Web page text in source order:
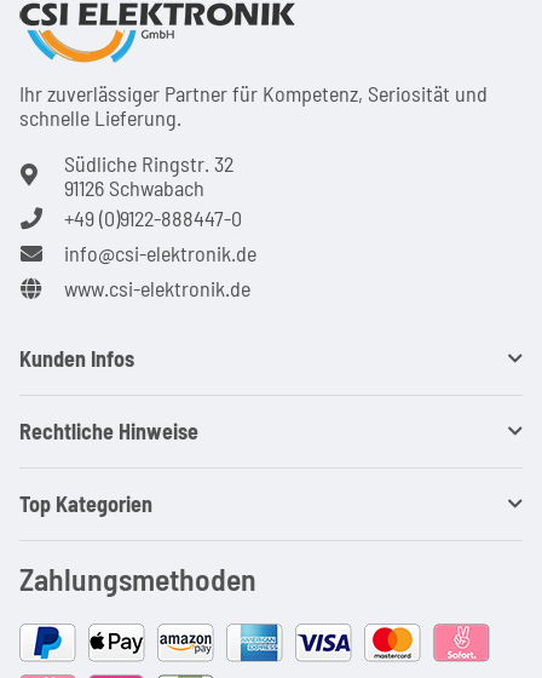
Ihr zuver­läs­siger Partner für Kom­pe­tenz, Seri­osi­tät und
schnel­le Lie­ferung.
Südliche Ringstr. 32
91126 Schwabach
+49 (0)9122-888447-0
info@csi-elektronik.de
www.csi-elektronik.de
Kunden Infos
Rechtliche Hinweise
Top Kategorien
Zahlungsmethoden